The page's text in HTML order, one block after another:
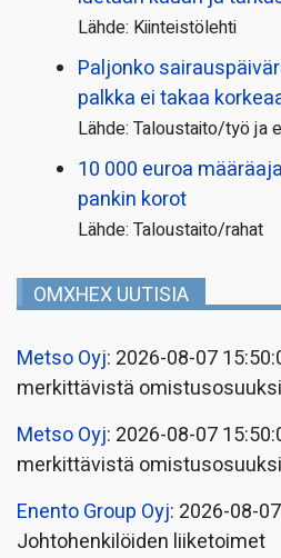
Lähde: Kiinteistölehti
Paljonko
palkka ei takaa
Lähde: Taloustaito/työ ja
10 000 euroa
pankin korot
Lähde: Taloustaito/rahat
OMXHEX UUTISIA
Metso Oyj: 2026-08-07
merkittävistä
Metso Oyj: 2026-08-07
merkittävistä
Enento Group Oyj: 2026-08-
Johtohenkilöiden liiketoimet